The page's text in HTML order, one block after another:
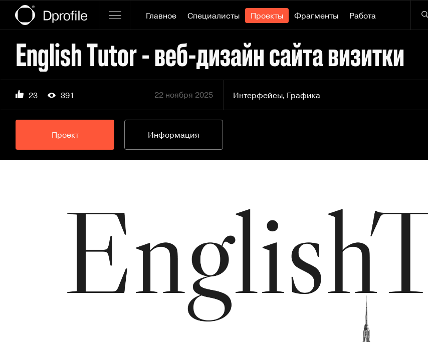
Главное Специалисты Проекты Фрагменты Работа
English Tutor - веб-дизайн сайта визитки
23 391 22 ноября 2025 Интерфейсы, Графика
Проект Информация